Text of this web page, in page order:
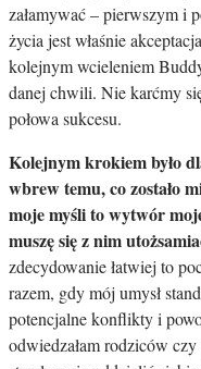
załamywać – pierwszym i
życia jest właśnie
kolejnym wcieleniem
danej chwili. Nie karćmy
połowa sukcesu.
Kolejnym krokiem było
wbrew temu, co zostało
moje myśli to wytwór
muszę się z nim
zdecydowanie łatwiej to
razem, gdy mój umysł
potencjalne konflikty i
odwiedzałam rodziców